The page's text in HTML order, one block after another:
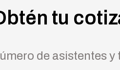
tu
de asistentes